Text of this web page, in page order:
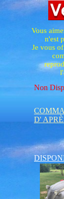
Vous
n'est
Je vous
Non
D'